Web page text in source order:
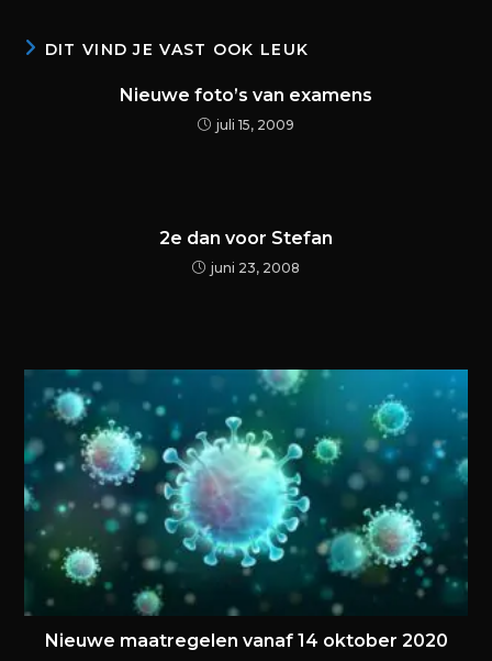
DIT VIND JE VAST OOK LEUK
Nieuwe foto’s van examens
juli 15, 2009
2e dan voor Stefan
juni 23, 2008
Nieuwe maatregelen vanaf 14 oktober 2020